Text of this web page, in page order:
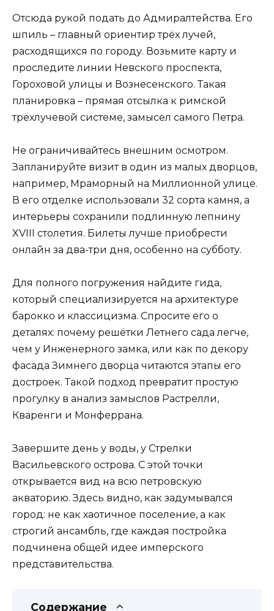
Отсюда рукой подать до Адмиралтейства. Его
шпиль – главный ориентир трёх лучей,
расходящихся по городу. Возьмите карту и
проследите линии Невского проспекта,
Гороховой улицы и Вознесенского. Такая
планировка – прямая отсылка к римской
трёхлучевой системе, замысел самого Петра.
Не ограничивайтесь внешним осмотром.
Запланируйте визит в один из малых дворцов,
например, Мраморный на Миллионной улице.
В его отделке использовали 32 сорта камня, а
интерьеры сохранили подлинную лепнину
XVIII столетия. Билеты лучше приобрести
онлайн за два-три дня, особенно на субботу.
Для полного погружения найдите гида,
который специализируется на архитектуре
барокко и классицизма. Спросите его о
деталях: почему решётки Летнего сада легче,
чем у Инженерного замка, или как по декору
фасада Зимнего дворца читаются этапы его
достроек. Такой подход превратит простую
прогулку в анализ замыслов Растрелли,
Кваренги и Монферрана.
Завершите день у воды, у Стрелки
Васильевского острова. С этой точки
открывается вид на всю петровскую
акваторию. Здесь видно, как задумывался
город: не как хаотичное поселение, а как
строгий ансамбль, где каждая постройка
подчинена общей идее имперского
представительства.
Содержание